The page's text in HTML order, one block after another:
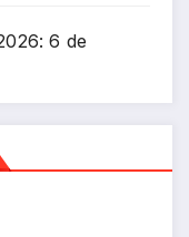
6 de